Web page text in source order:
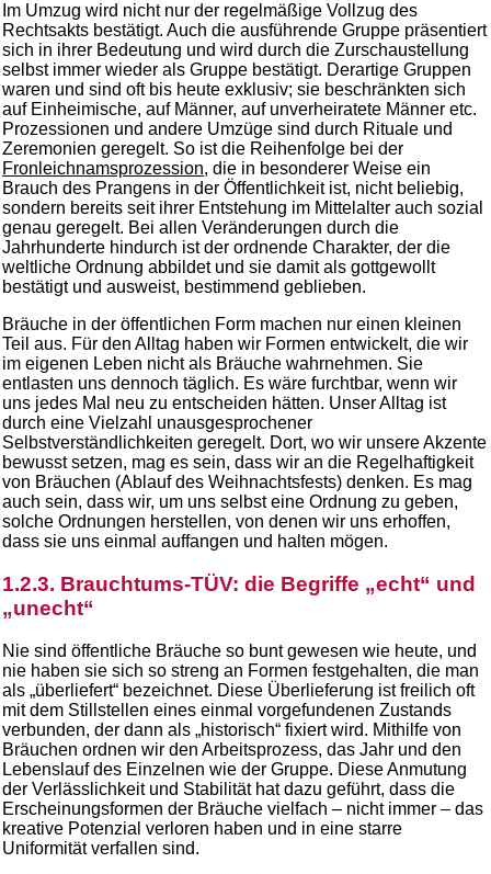
Im Umzug wird nicht nur der regelmäßige Vollzug des
Rechtsakts bestätigt. Auch die ausführende Gruppe präsentiert
sich in ihrer Bedeutung und wird durch die Zurschaustellung
selbst immer wieder als Gruppe bestätigt. Derartige Gruppen
waren und sind oft bis heute exklusiv; sie beschränkten sich
auf Einheimische, auf Männer, auf unverheiratete Männer etc.
Prozessionen und andere Umzüge sind durch Rituale und
Zeremonien geregelt. So ist die Reihenfolge bei der
Fronleichnamsprozession, die in besonderer Weise ein
Brauch des Prangens in der Öffentlichkeit ist, nicht beliebig,
sondern bereits seit ihrer Entstehung im Mittelalter auch sozial
genau geregelt. Bei allen Veränderungen durch die
Jahrhunderte hindurch ist der ordnende Charakter, der die
weltliche Ordnung abbildet und sie damit als gottgewollt
bestätigt und ausweist, bestimmend geblieben.
Bräuche in der öffentlichen Form machen nur einen kleinen
Teil aus. Für den Alltag haben wir Formen entwickelt, die wir
im eigenen Leben nicht als Bräuche wahrnehmen. Sie
entlasten uns dennoch täglich. Es wäre furchtbar, wenn wir
uns jedes Mal neu zu entscheiden hätten. Unser Alltag ist
durch eine Vielzahl unausgesprochener
Selbstverständlichkeiten geregelt. Dort, wo wir unsere Akzente
bewusst setzen, mag es sein, dass wir an die Regelhaftigkeit
von Bräuchen (Ablauf des Weihnachtsfests) denken. Es mag
auch sein, dass wir, um uns selbst eine Ordnung zu geben,
solche Ordnungen herstellen, von denen wir uns erhoffen,
dass sie uns einmal auffangen und halten mögen.
1.2.3. Brauchtums-TÜV: die Begriffe „echt“ und
„unecht“
Nie sind öffentliche Bräuche so bunt gewesen wie heute, und
nie haben sie sich so streng an Formen festgehalten, die man
als „überliefert“ bezeichnet. Diese Überlieferung ist freilich oft
mit dem Stillstellen eines einmal vorgefundenen Zustands
verbunden, der dann als „historisch“ fixiert wird. Mithilfe von
Bräuchen ordnen wir den Arbeitsprozess, das Jahr und den
Lebenslauf des Einzelnen wie der Gruppe. Diese Anmutung
der Verlässlichkeit und Stabilität hat dazu geführt, dass die
Erscheinungsformen der Bräuche vielfach – nicht immer – das
kreative Potenzial verloren haben und in eine starre
Uniformität verfallen sind.